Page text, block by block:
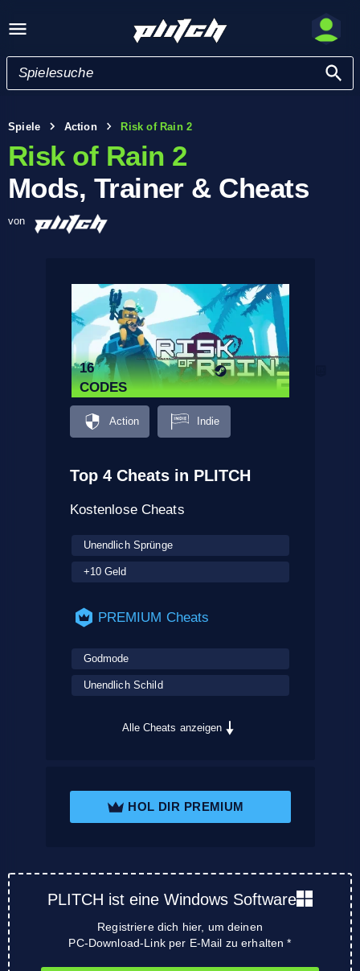
Spiele Action Risk of Rain 2
Risk of Rain 2
Mods, Trainer & Cheats
von
16
CODES
Action Indie
Top 4 Cheats in PLITCH
Kostenlose Cheats
Unendlich Sprünge
+10 Geld
PREMIUM Cheats
Godmode
Unendlich Schild
Alle Cheats anzeigen
HOL DIR PREMIUM
PLITCH ist eine Windows Software
Registriere dich hier, um deinen
PC-Download-Link per E-Mail zu erhalten *